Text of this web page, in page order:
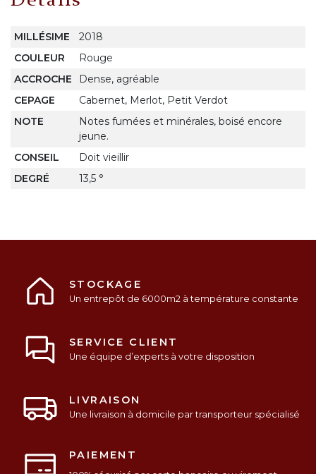
MILLÉSIME
2018
COULEUR
Rouge
ACCROCHE
Dense, agréable
CEPAGE
Cabernet, Merlot, Petit Verdot
NOTE
Notes fumées et minérales, boisé encore
jeune.
CONSEIL
Doit vieillir
DEGRÉ
13,5 °
STOCKAGE
Un entrepôt de 6000m2 à température constante
SERVICE CLIENT
Une équipe d’experts à votre disposition
LIVRAISON
Une livraison à domicile par transporteur spécialisé
PAIEMENT